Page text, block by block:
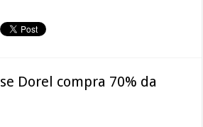
Dorel compra 70% da